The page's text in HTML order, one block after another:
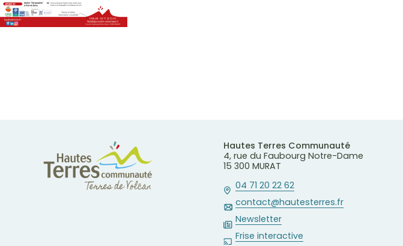
Hautes Terres Communauté
4, rue du Faubourg Notre-Dame
15 300 MURAT
04 71 20 22 62
contact@hautesterres.fr
Newsletter
Frise interactive